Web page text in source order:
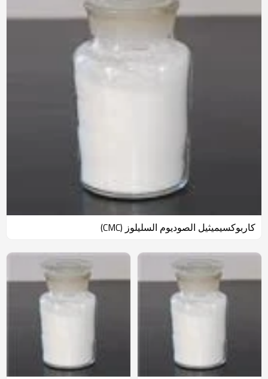
كاربوكسيميثيل الصوديوم السليلوز (CMC)